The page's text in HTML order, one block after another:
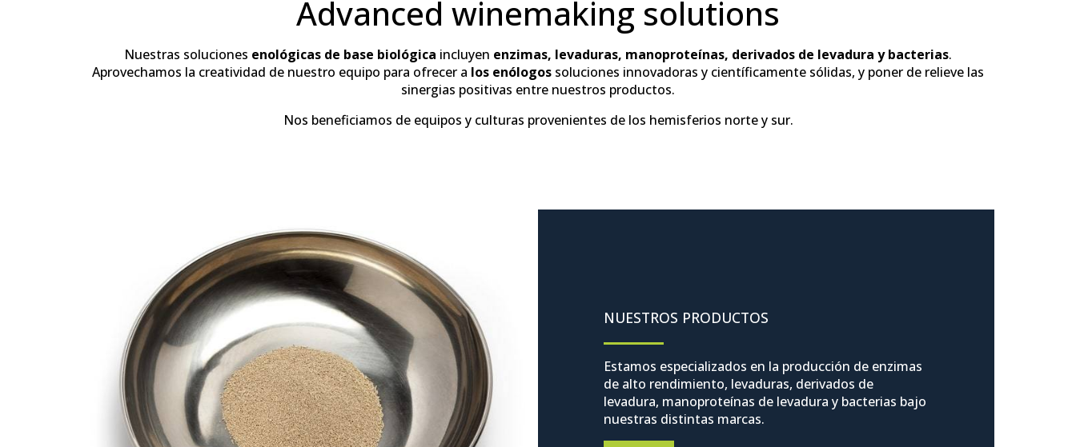
Advanced winemaking solutions
Nuestras soluciones enológicas de base biológica incluyen enzimas, levaduras, manoproteínas, derivados de levadura y bacterias.
Aprovechamos la creatividad de nuestro equipo para ofrecer a los enólogos soluciones innovadoras y científicamente sólidas, y poner de relieve las
sinergias positivas entre nuestros productos.
Nos beneficiamos de equipos y culturas provenientes de los hemisferios norte y sur.
NUESTROS PRODUCTOS
Estamos especializados en la producción de enzimas
de alto rendimiento, levaduras, derivados de
levadura, manoproteínas de levadura y bacterias bajo
nuestras distintas marcas.